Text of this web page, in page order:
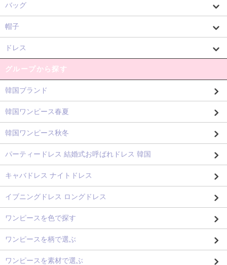
バッグ
帽子
ドレス
グループから探す
韓国ブランド
韓国ワンピース春夏
韓国ワンピース秋冬
パーティードレス 結婚式お呼ばれドレス 韓国
キャバドレス ナイトドレス
イブニングドレス ロングドレス
ワンピースを色で探す
ワンピースを柄で選ぶ
ワンピースを素材で選ぶ